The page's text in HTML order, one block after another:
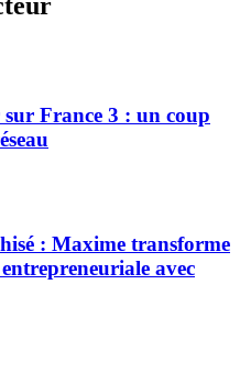
France 3 : un coup
: Maxime transforme
avec